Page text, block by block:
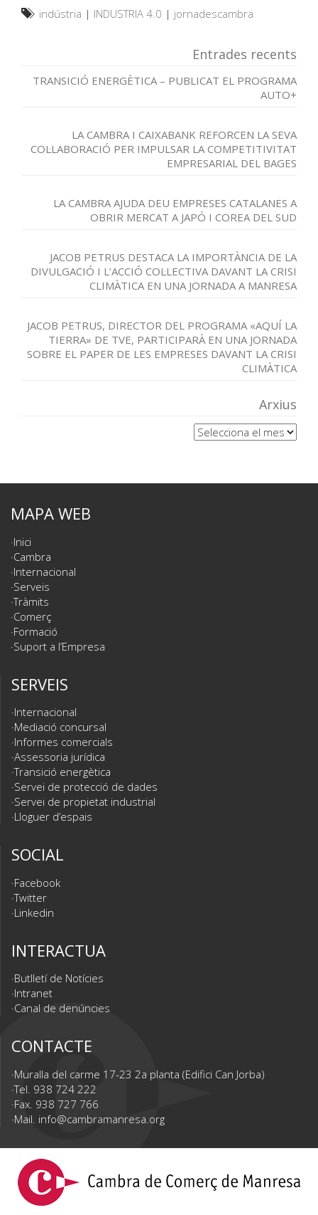
indústria | INDUSTRIA 4.0 | jornadescambra
Entrades recents
TRANSICIÓ ENERGÈTICA – PUBLICAT EL PROGRAMA
AUTO+
LA CAMBRA I CAIXABANK REFORCEN LA SEVA
COL·LABORACIÓ PER IMPULSAR LA COMPETITIVITAT
EMPRESARIAL DEL BAGES
LA CAMBRA AJUDA DEU EMPRESES CATALANES A
OBRIR MERCAT A JAPÓ I COREA DEL SUD
JACOB PETRUS DESTACA LA IMPORTÀNCIA DE LA
DIVULGACIÓ I L’ACCIÓ COL·LECTIVA DAVANT LA CRISI
CLIMÀTICA EN UNA JORNADA A MANRESA
JACOB PETRUS, DIRECTOR DEL PROGRAMA «AQUÍ LA
TIERRA» DE TVE, PARTICIPARÀ EN UNA JORNADA
SOBRE EL PAPER DE LES EMPRESES DAVANT LA CRISI
CLIMÀTICA
Arxius
Arxius
MAPA WEB
Inici
Cambra
Internacional
Serveis
Tràmits
Comerç
Formació
Suport a l’Empresa
SERVEIS
Internacional
Mediació concursal
Informes comercials
Assessoria jurídica
Transició energètica
Servei de protecció de dades
Servei de propietat industrial
Lloguer d’espais
SOCIAL
Facebook
Twitter
Linkedin
INTERACTUA
Butlletí de Notícies
Intranet
Canal de denúncies
CONTACTE
Muralla del carme 17-23 2a planta (Edifici Can Jorba)
Tel. 938 724 222
Fax. 938 727 766
Mail. info@cambramanresa.org